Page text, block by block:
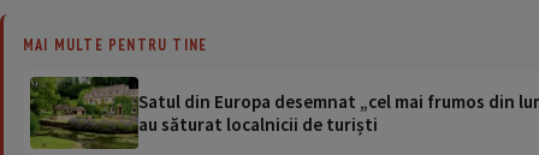
MAI MULTE PENTRU TINE
Satul din Europa desemnat „cel mai frumos din
au săturat localnicii de turiști